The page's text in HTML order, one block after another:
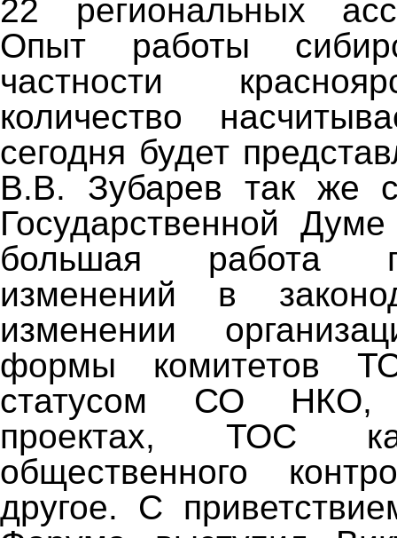
22 региональных
Опыт работы
частности
количество
сегодня будет
В.В. Зубарев так же
Государственной
большая работа
изменений в
изменении
формы комитетов
статусом СО НКО,
проектах, ТОС
общественного
другое. С